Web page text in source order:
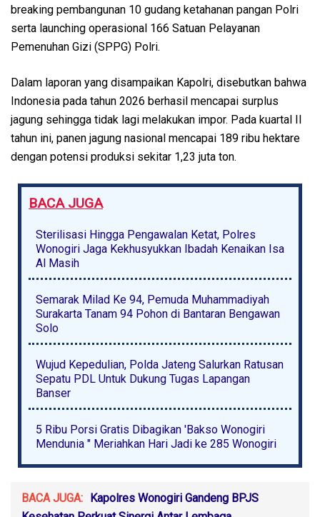
breaking pembangunan 10 gudang ketahanan pangan Polri
serta launching operasional 166 Satuan Pelayanan
Pemenuhan Gizi (SPPG) Polri.
Dalam laporan yang disampaikan Kapolri, disebutkan bahwa
Indonesia pada tahun 2026 berhasil mencapai surplus
jagung sehingga tidak lagi melakukan impor. Pada kuartal II
tahun ini, panen jagung nasional mencapai 189 ribu hektare
dengan potensi produksi sekitar 1,23 juta ton.
BACA JUGA
Sterilisasi Hingga Pengawalan Ketat, Polres
Wonogiri Jaga Kekhusyukkan Ibadah Kenaikan Isa
Al Masih
Semarak Milad Ke 94, Pemuda Muhammadiyah
Surakarta Tanam 94 Pohon di Bantaran Bengawan
Solo
Wujud Kepedulian, Polda Jateng Salurkan Ratusan
Sepatu PDL Untuk Dukung Tugas Lapangan
Banser
5 Ribu Porsi Gratis Dibagikan 'Bakso Wonogiri
Mendunia " Meriahkan Hari Jadi ke 285 Wonogiri
BACA JUGA: Kapolres Wonogiri Gandeng BPJS